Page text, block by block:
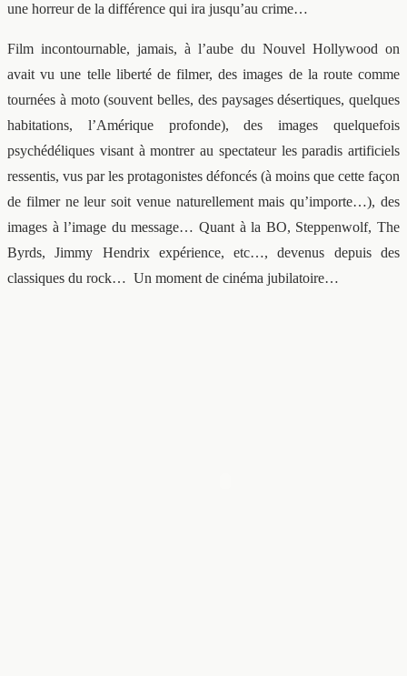
une horreur de la différence qui ira jusqu’au crime…
Film incontournable, jamais, à l’aube du Nouvel Hollywood on
avait vu une telle liberté de filmer, des images de la route comme
tournées à moto (souvent belles, des paysages désertiques, quelques
habitations, l’Amérique profonde), des images quelquefois
psychédéliques visant à montrer au spectateur les paradis artificiels
ressentis, vus par les protagonistes défoncés (à moins que cette façon
de filmer ne leur soit venue naturellement mais qu’importe…), des
images à l’image du message… Quant à la BO, Steppenwolf, The
Byrds, Jimmy Hendrix expérience, etc…, devenus depuis des
classiques du rock… Un moment de cinéma jubilatoire…